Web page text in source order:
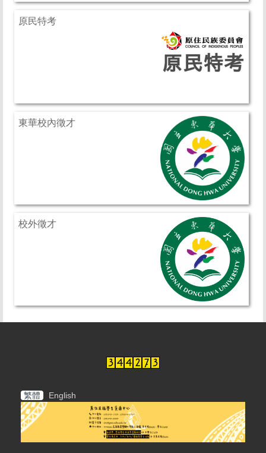
原民特考
東華校內徵才
校外徵才
繁體 English